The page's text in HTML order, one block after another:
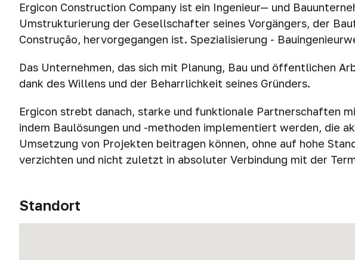
Ergicon Construction Company ist ein Ingenieur— und
Umstrukturierung der Gesellschafter seines Vorgängers, der
Construção, hervorgegangen ist. Spezialisierung -
Das Unternehmen, das sich mit Planung, Bau und öffentlichen
dank des Willens und der Beharrlichkeit seines Gründers.
Ergicon strebt danach, starke und funktionale Partnerschaften
indem Baulösungen und -methoden implementiert werden, die
Umsetzung von Projekten beitragen können, ohne auf hohe
verzichten und nicht zuletzt in absoluter Verbindung mit der
Standort